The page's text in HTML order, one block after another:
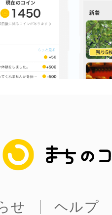
まちのコイン
せ
ヘルプ